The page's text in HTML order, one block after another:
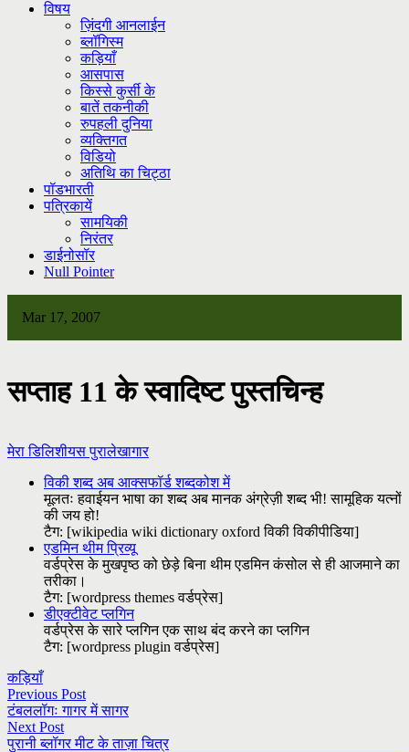
विषय
ज़िंदगी आनलाईन
ब्लॉगिस्म
कड़ियाँ
आसपास
किस्से कुर्सी के
बातें तकनीकी
रुपहली दुनिया
व्यक्तिगत
विडियो
अतिथि का चिट्ठा
पॉडभारती
पत्रिकायें
सामयिकी
निरंतर
डाईनोसॉर
Null Pointer
Mar 17, 2007
सप्ताह 11 के स्वादिष्ट पुस्तचिन्ह
मेरा डिलिशीयस पुरालेखागार
विकी शब्द अब आक्सफॉर्ड शब्दकोश में
मूलतः हवाईयन भाषा का शब्द अब मानक अंग्रेज़ी शब्द भी! सामूहिक यत्नों
की जय हो!
टैग: [wikipedia wiki dictionary oxford विकी विकीपीडिया]
एडमिन थीम प्रिव्यू
वर्डप्रेस के मुखपृष्ठ को छेड़े बिना थीम एडमिन कंसोल से ही आजमाने का
तरीका।
टैग: [wordpress themes वर्डप्रेस]
डीएक्टीवेट प्लगिन
वर्डप्रेस के सारे प्लगिन एक साथ बंद करने का प्लगिन
टैग: [wordpress plugin वर्डप्रेस]
कड़ियाँ
Previous Post
टंबललॉगः गागर में सागर
Next Post
पुरानी ब्लॉगर मीट के ताज़ा चित्र